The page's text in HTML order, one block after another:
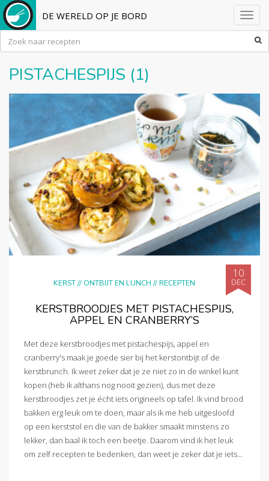
DE WERELD OP JE BORD
PISTACHESPIJS (1)
KERST// ONTBIJT EN LUNCH //RECEPTEN
10
DEC
KERSTBROODJES MET PISTACHESPIJS,
APPEL EN CRANBERRY’S
Met deze kerstbroodjes met pistachespijs, appel en
cranberry's maak je goede sier bij het kerstontbijt of de
kerstbrunch. Ik weet zeker dat je ze niet zo in de winkel kunt
kopen (heb ik althans nog nooit gezien), dus met deze
kerstbroodjes zet je écht iets origineels op tafel. Ik vind brood
bakken erg leuk om te doen, maar als ik me heb uitgesloofd
op een kerststol en die van de bakker smaakt minstens zo
lekker, dan baal ik toch een beetje. Daarom vind ik het leuk
om zelf recepten te bedenken, dan weet je zeker dat je iets...